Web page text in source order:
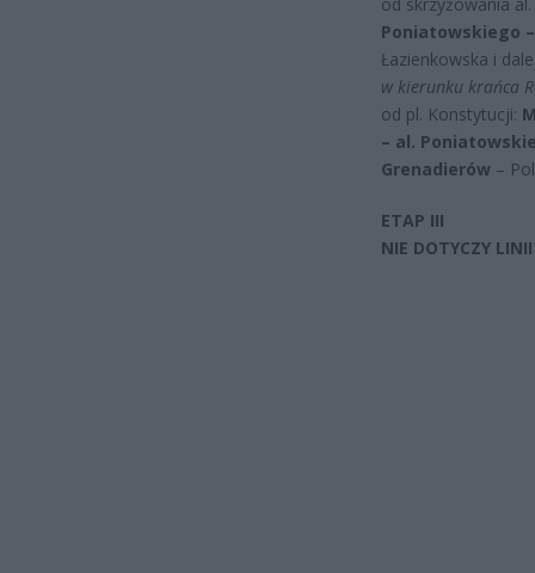
Poniatowskiego
Łazienkowska i
w kierunku krańca
od pl. Konstytucji:
– al.
Grenadierów –
ETAP III
NIE DOTYCZY